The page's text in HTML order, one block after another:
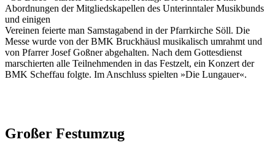
Abordnungen der Mitgliedskapellen des Unterinntaler Musikbunds
und einigen
Vereinen feierte man Samstagabend in der Pfarrkirche Söll. Die
Messe wurde von der BMK Bruckhäusl musikalisch umrahmt und
von Pfarrer Josef Goßner abgehalten. Nach dem Gottesdienst
marschierten alle Teilnehmenden in das Festzelt, ein Konzert der
BMK Scheffau folgte. Im Anschluss spielten »Die Lungauer«.
Großer Festumzug